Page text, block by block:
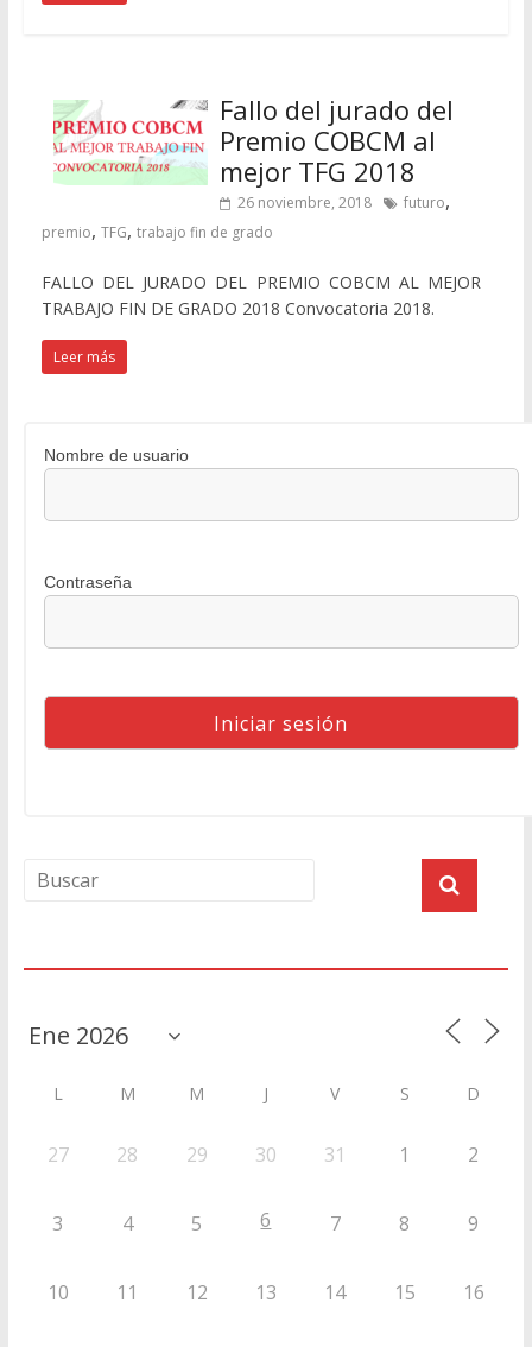
Fallo del jurado del
Premio COBCM al
mejor TFG 2018
26 noviembre, 2018 futuro,
premio, TFG, trabajo fin de grado
FALLO DEL JURADO DEL PREMIO COBCM AL MEJOR
TRABAJO FIN DE GRADO 2018 Convocatoria 2018.
Leer más
Nombre de usuario
Contraseña
L M M J V S D
27 28 29 30 31 1 2
3 4 5 6 7 8 9
10 11 12 13 14 15 16